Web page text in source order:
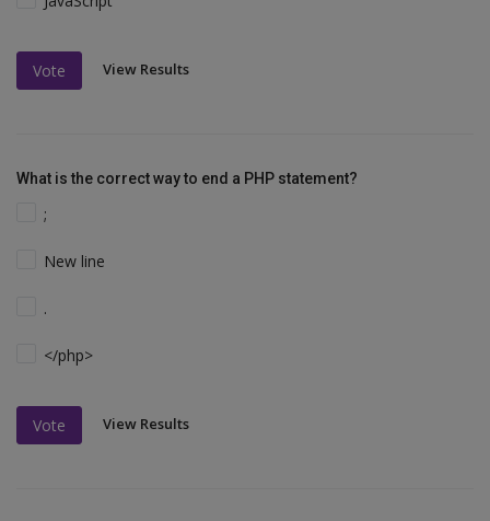
Vote View Results
What is the correct way to end a PHP statement?
;
New line
.
</php>
Vote View Results